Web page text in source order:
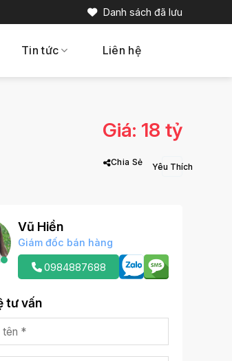
Danh sách đã lưu
Tin tức Liên hệ
Giá: 18 tỷ
Chia Sẻ
Vũ Hiền
Giám đốc bán hàng
0984887688
tư vấn